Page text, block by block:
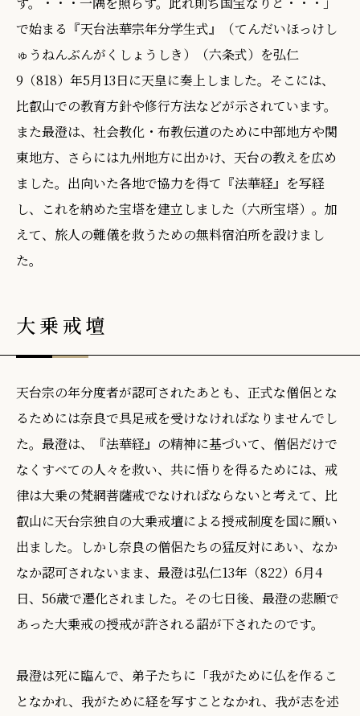
で始まる『天台法華宗年分学生式』（てんだいほっけし
ゅうねんぶんがくしょうしき）（六条式）を弘仁
9（818）年5月13日に天皇に奏上しました。そこには、
比叡山での教育方針や修行方法などが示されています。
また最澄は、社会教化・布教伝道のために中部地方や関
東地方、さらには九州地方に出かけ、天台の教えを広め
ました。出向いた各地で協力を得て『法華経』を写経
し、これを納めた宝塔を建立しました（六所宝塔）。加
えて、旅人の難儀を救うための無料宿泊所を設けまし
た。
大乗戒壇
天台宗の年分度者が認可されたあとも、正式な僧侶とな
るためには奈良で具足戒を受けなければなりませんでし
た。最澄は、『法華経』の精神に基づいて、僧侶だけで
なくすべての人々を救い、共に悟りを得るためには、戒
律は大乗の梵網菩薩戒でなければならないと考えて、比
叡山に天台宗独自の大乗戒壇による授戒制度を国に願い
出ました。しかし奈良の僧侶たちの猛反対にあい、なか
なか認可されないまま、最澄は弘仁13年（822）6月4
日、56歳で遷化されました。その七日後、最澄の悲願で
あった大乗戒の授戒が許される詔が下されたのです。
最澄は死に臨んで、弟子たちに「我がために仏を作るこ
となかれ、我がために経を写すことなかれ、我が志を述